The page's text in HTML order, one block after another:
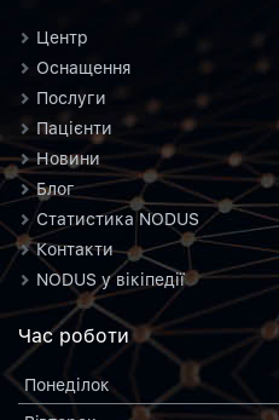
Центр
Оснащення
Послуги
Пацієнти
Новини
Блог
Статистика NODUS
Контакти
NODUS у вікіпедії
Час роботи
Понеділок